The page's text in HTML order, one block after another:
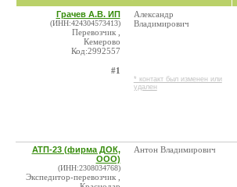
Грачев А.В. ИП
(ИНН:424304573413)
Перевозчик ,
Кемерово
Код:2992557
#1
Александр
Владимирович
* контакт был изменен или
удален
АТП-23 (фирма ДОК,
ООО)
(ИНН:2308034768)
Экспедитор-перевозчик ,
Антон Владимирович